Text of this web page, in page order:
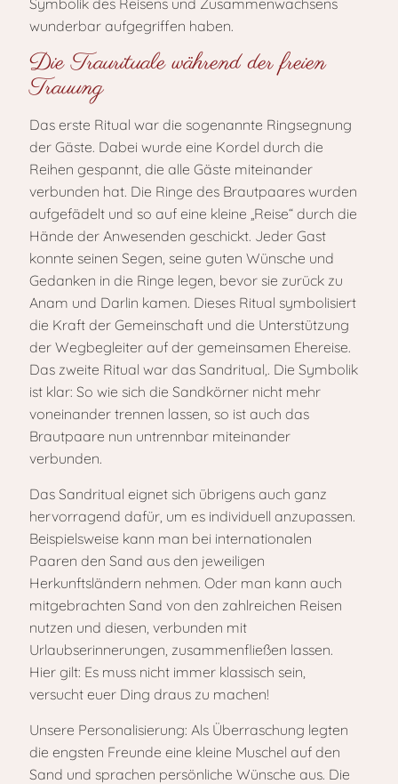
Symbolik des Reisens und Zusammenwachsens
wunderbar aufgegriffen haben.
Die Traurituale während der freien
Trauung
Das erste Ritual war die sogenannte Ringsegnung
der Gäste. Dabei wurde eine Kordel durch die
Reihen gespannt, die alle Gäste miteinander
verbunden hat. Die Ringe des Brautpaares wurden
aufgefädelt und so auf eine kleine „Reise“ durch die
Hände der Anwesenden geschickt. Jeder Gast
konnte seinen Segen, seine guten Wünsche und
Gedanken in die Ringe legen, bevor sie zurück zu
Anam und Darlin kamen. Dieses Ritual symbolisiert
die Kraft der Gemeinschaft und die Unterstützung
der Wegbegleiter auf der gemeinsamen Ehereise.
Das zweite Ritual war das Sandritual,. Die Symbolik
ist klar: So wie sich die Sandkörner nicht mehr
voneinander trennen lassen, so ist auch das
Brautpaare nun untrennbar miteinander
verbunden.
Das Sandritual eignet sich übrigens auch ganz
hervorragend dafür, um es individuell anzupassen.
Beispielsweise kann man bei internationalen
Paaren den Sand aus den jeweiligen
Herkunftsländern nehmen. Oder man kann auch
mitgebrachten Sand von den zahlreichen Reisen
nutzen und diesen, verbunden mit
Urlaubserinnerungen, zusammenfließen lassen.
Hier gilt: Es muss nicht immer klassisch sein,
versucht euer Ding draus zu machen!
Unsere Personalisierung: Als Überraschung legten
die engsten Freunde eine kleine Muschel auf den
Sand und sprachen persönliche Wünsche aus. Die